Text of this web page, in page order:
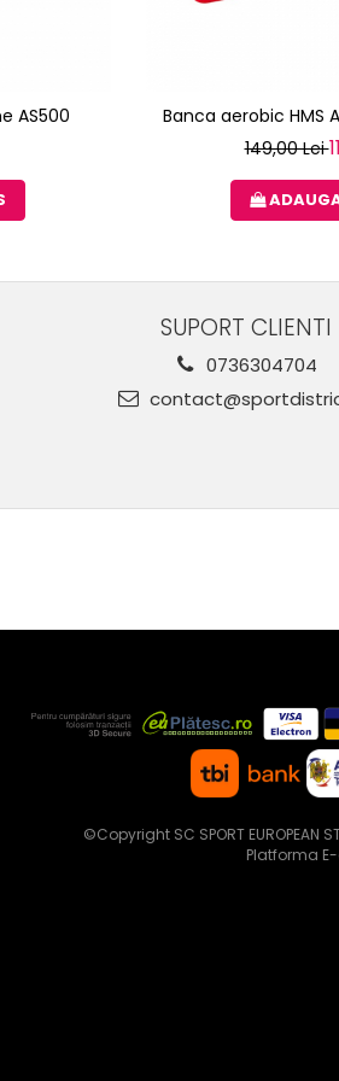
AS500
Banca aerobic HMS
149,00 Lei
SUPORT CLIENTI
0736304704
©Copyright SC SPORT EUROPEAN
Platforma